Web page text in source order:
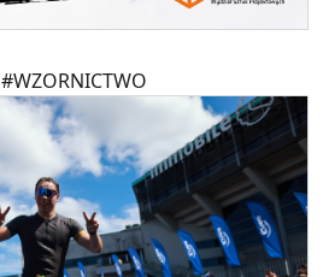
13 lipca dzień otwarty #WZORNICTWO